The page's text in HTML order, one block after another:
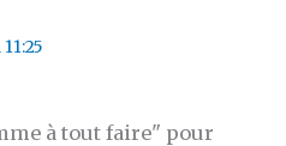
à tout faire" pour